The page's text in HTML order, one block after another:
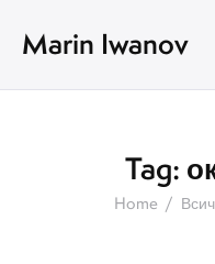
Marin Iwanov
Tag:
Home